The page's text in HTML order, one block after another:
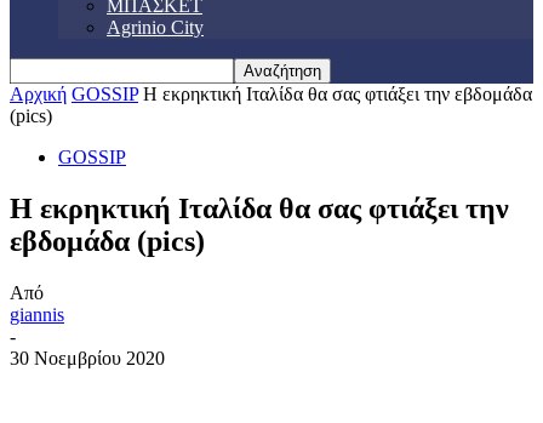
ΜΠΑΣΚΕΤ
Agrinio City
Αρχική GOSSIP Η εκρηκτική Ιταλίδα θα σας φτιάξει την εβδομάδα
(pics)
GOSSIP
Η εκρηκτική Ιταλίδα θα σας φτιάξει την
εβδομάδα (pics)
Από
giannis
-
30 Νοεμβρίου 2020